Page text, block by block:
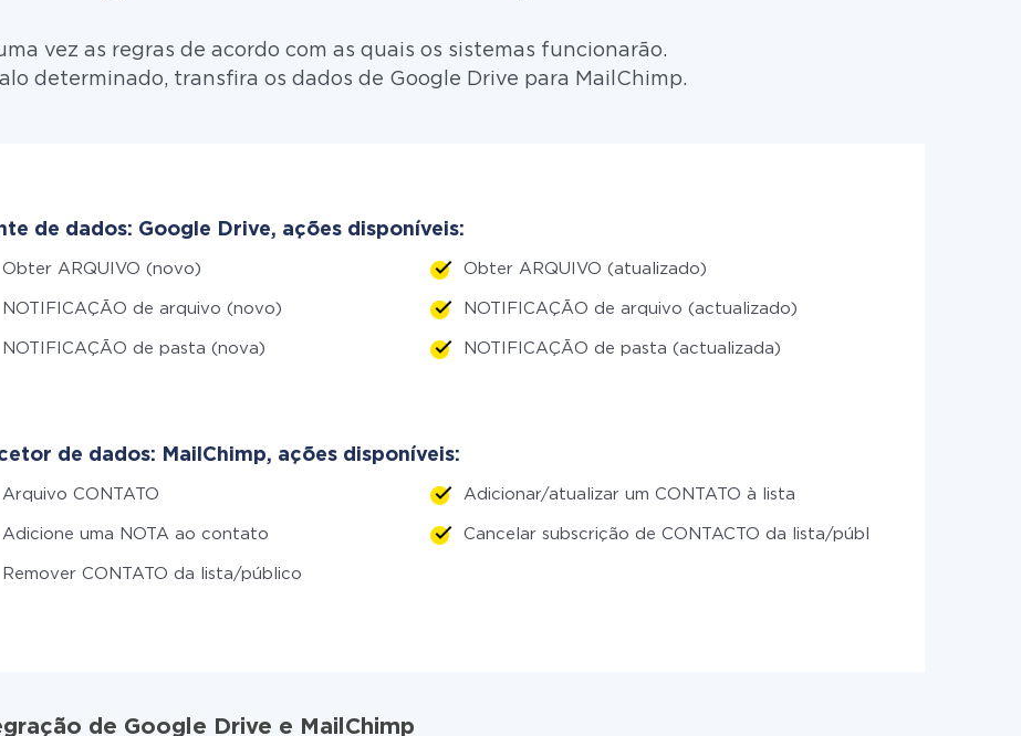
vez as regras de acordo com as quais os sistemas funcionarão.
determinado, transfira os dados de Google Drive para MailChimp.
de dados: Google Drive, ações disponíveis:
Obter ARQUIVO (novo) Obter ARQUIVO (atualizado)
NOTIFICAÇÃO de arquivo (novo) NOTIFICAÇÃO de arquivo (actualizado)
NOTIFICAÇÃO de pasta (nova) NOTIFICAÇÃO de pasta (actualizada)
de dados: MailChimp, ações disponíveis:
Arquivo CONTATO Adicionar/atualizar um CONTATO à lista
Adicione uma NOTA ao contato Cancelar subscrição de CONTACTO da lista/público
Remover CONTATO da lista/público
de Google Drive e MailChimp